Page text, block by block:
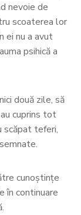
nevoie de
scoaterea lor
ei nu a avut
psihică a
două zile, să
cuprins tot
scăpat teferi,
cunoștințe
în continuare